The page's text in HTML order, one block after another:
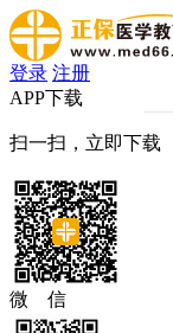
登录 注册
APP下载
扫一扫，立即下载
微 信